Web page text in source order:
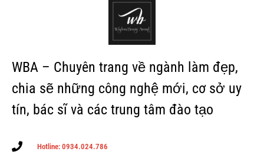
WBA – Chuyên trang về ngành làm đẹp,
chia sẽ những công nghệ mới, cơ sở uy
tín, bác sĩ và các trung tâm đào tạo
Hotline: 0934.024.786